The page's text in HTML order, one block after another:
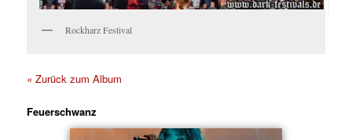
Rockharz Festival
« Zurück zum Album
Feuerschwanz